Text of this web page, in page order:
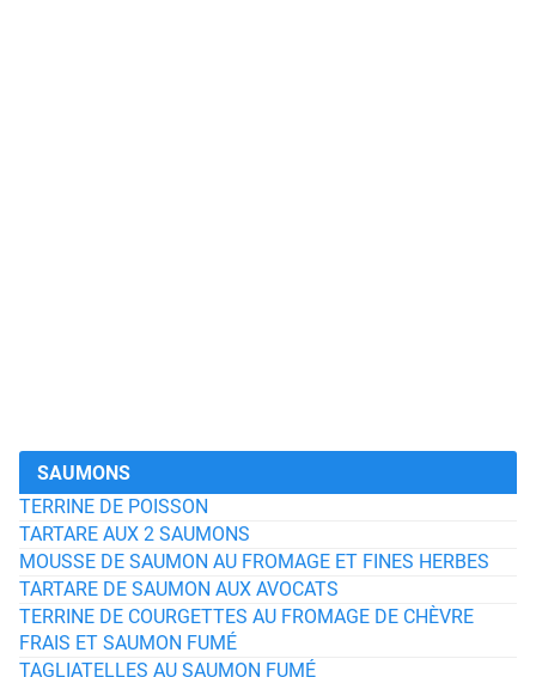
SAUMONS
TERRINE DE POISSON
TARTARE AUX 2 SAUMONS
MOUSSE DE SAUMON AU FROMAGE ET FINES HERBES
TARTARE DE SAUMON AUX AVOCATS
TERRINE DE COURGETTES AU FROMAGE DE CHÈVRE
FRAIS ET SAUMON FUMÉ
TAGLIATELLES AU SAUMON FUMÉ